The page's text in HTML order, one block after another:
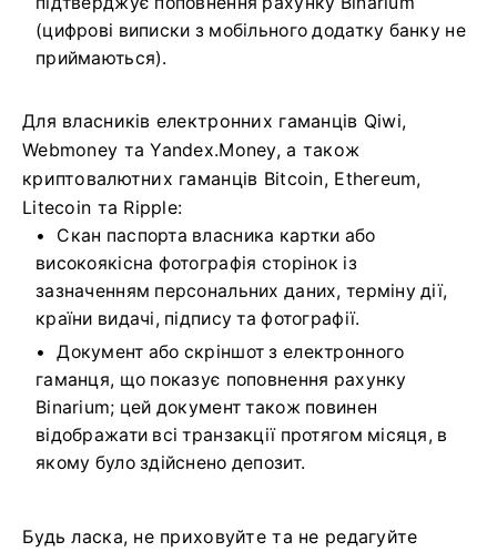
(цифрові виписки з мобільного додатку банку не
приймаються).
Для власників електронних гаманців Qiwi,
Webmoney та Yandex.Money, а також
криптовалютних гаманців Bitcoin, Ethereum,
Litecoin та Ripple:
Скан паспорта власника картки або
високоякісна фотографія сторінок із
зазначенням персональних даних, терміну дії,
країни видачі, підпису та фотографії.
Документ або скріншот з електронного
гаманця, що показує поповнення рахунку
Binarium; цей документ також повинен
відображати всі транзакції протягом місяця, в
якому було здійснено депозит.
Будь ласка, не приховуйте та не редагуйте